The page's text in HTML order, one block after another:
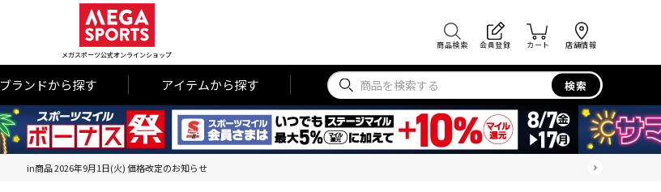
メガスポーツ公式オンラインショップ
商品検索 会員登録 カート 店舗情報
ブランドから探す アイテムから探す 検索
in商品 2026年9月1日(火) 価格改定のお知らせ